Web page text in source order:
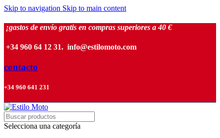
Skip to navigation Skip to main content
¡gastos de envío gratis en compras superiores a 40 €
+34 960 64 12 31. info@estilomoto.com
contacto
+34 960 641 231
Selecciona una categoría